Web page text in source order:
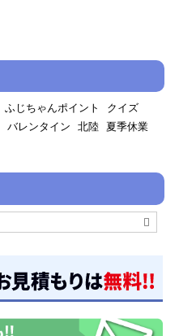
ふじちゃんポイント
クイズ
バレンタイン 北陸 夏季休業